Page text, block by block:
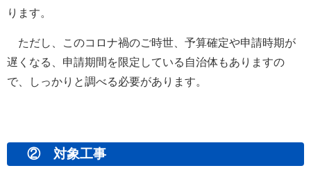
ります。
ただし、このコロナ禍のご時世、予算確定や申請時期が
遅くなる、申請期間を限定している自治体もありますの
で、しっかりと調べる必要があります。
② 対象工事